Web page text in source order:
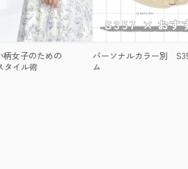
柄女子のための
タイル術
パーソナルカラー別
ム